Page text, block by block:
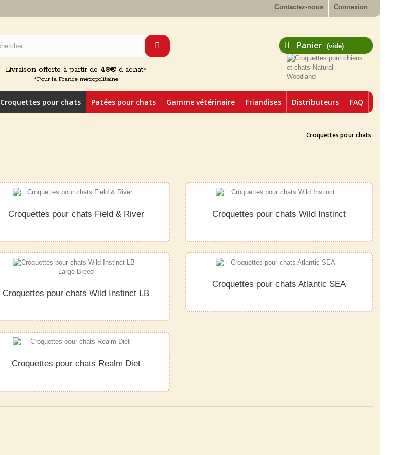
Connexion
Contactez-nous
Livraison offerte à partir de 48€ d achat*
*Pour la France métropolitaine
Panier (vide)
Croquettes pour chats Patées pour chats Gamme vétérinaire Friandises Distributeurs FAQ
Croquettes pour chats
Croquettes pour chats Field & River Croquettes pour chats Wild Instinct
Croquettes pour chats Wild Instinct LB
Croquettes pour chats Atlantic SEA
Croquettes pour chats Realm Diet